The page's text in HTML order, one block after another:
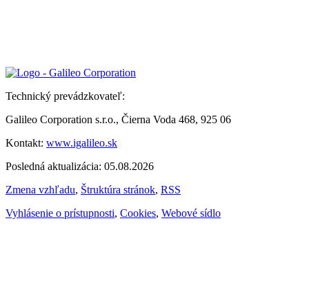
Technický prevádzkovateľ:
Galileo Corporation s.r.o., Čierna Voda 468, 925 06
Kontakt: www.igalileo.sk
Posledná aktualizácia: 05.08.2026
Zmena vzhľadu, Štruktúra stránok, RSS
Vyhlásenie o prístupnosti, Cookies, Webové sídlo